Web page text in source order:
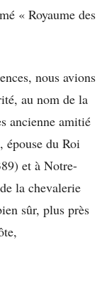
« Royaume des
nous avions
au nom de la
ancienne amitié
épouse du Roi
et à Notre-
la chevalerie
sûr, plus près